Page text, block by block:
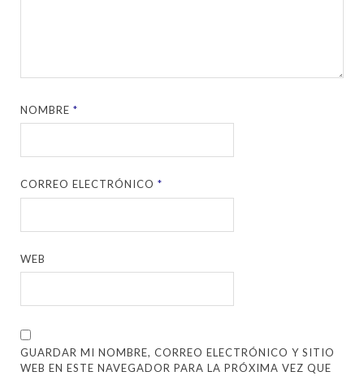
NOMBRE*
CORREO ELECTRÓNICO*
WEB
GUARDAR MI NOMBRE, CORREO ELECTRÓNICO Y SITIO
WEB EN ESTE NAVEGADOR PARA LA PRÓXIMA VEZ QUE